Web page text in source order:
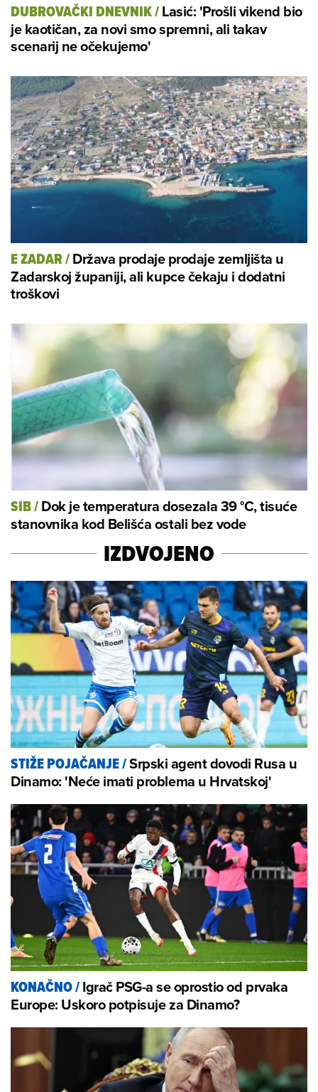
DUBROVAČKI DNEVNIK/Lasić: 'Prošli vikend bio
je kaotičan, za novi smo spremni, ali takav
scenarij ne očekujemo'
E ZADAR/Država prodaje prodaje zemljišta u
Zadarskoj županiji, ali kupce čekaju i dodatni
troškovi
SIB/Dok je temperatura dosezala 39 °C, tisuće
stanovnika kod Belišća ostali bez vode
IZDVOJENO
STIŽE POJAČANJE/Srpski agent dovodi Rusa u
Dinamo: 'Neće imati problema u Hrvatskoj'
KONAČNO/Igrač PSG-a se oprostio od prvaka
Europe: Uskoro potpisuje za Dinamo?